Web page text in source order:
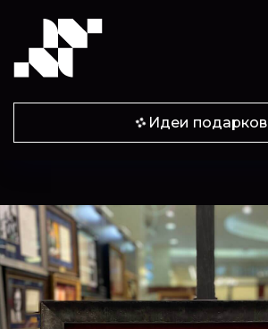
Идеи подарков